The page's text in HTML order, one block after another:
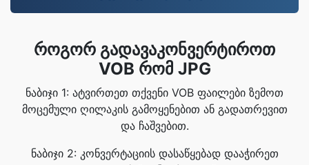
როგორ გადავაკონვერტიროთ
VOB რომ JPG
ნაბიჯი 1: ატვირთეთ თქვენი VOB ფაილები ზემოთ
მოცემული ღილაკის გამოყენებით ან გადათრევით
და ჩაშვებით.
ნაბიჯი 2: კონვერტაციის დასაწყებად დააჭირეთ